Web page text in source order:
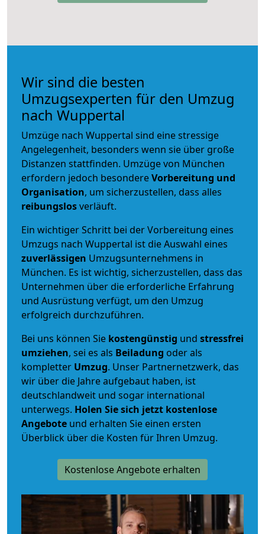
Wir sind die besten
Umzugsexperten für den Umzug
nach Wuppertal
Umzüge nach Wuppertal sind eine stressige
Angelegenheit, besonders wenn sie über große
Distanzen stattfinden. Umzüge von München
erfordern jedoch besondereVorbereitung und
Organisation, um sicherzustellen, dass alles
reibungslosverläuft.
Ein wichtiger Schritt bei der Vorbereitung eines
Umzugs nach Wuppertal ist die Auswahl eines
zuverlässigen Umzugsunternehmens in
München. Es ist wichtig, sicherzustellen, dass das
Unternehmen über die erforderliche Erfahrung
und Ausrüstung verfügt, um den Umzug
erfolgreich durchzuführen.
Bei uns können Sie kostengünstig und stressfrei
umziehen, sei es als Beiladung oder als
kompletter Umzug. Unser Partnernetzwerk, das
wir über die Jahre aufgebaut haben, ist
deutschlandweit und sogar international
unterwegs. Holen Sie sich jetzt kostenlose
Angebote und erhalten Sie einen ersten
Überblick über die Kosten für Ihren Umzug.
Kostenlose Angebote erhalten